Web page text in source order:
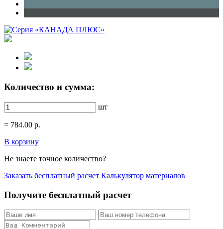
Количество и сумма:
шт
= 784.00 р.
В корзину
Не знаете точное количество?
Заказать бесплатный расчет Калькулятор материалов
Получите бесплатный расчет